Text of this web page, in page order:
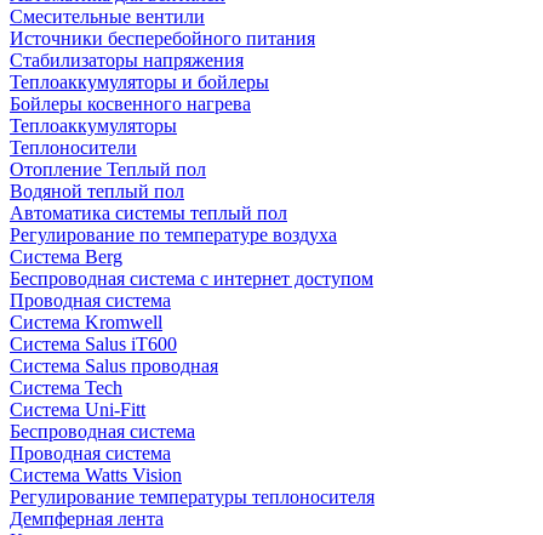
Смесительные вентили
Источники бесперебойного питания
Стабилизаторы напряжения
Теплоаккумуляторы и бойлеры
Бойлеры косвенного нагрева
Теплоаккумуляторы
Теплоносители
Отопление Теплый пол
Водяной теплый пол
Автоматика системы теплый пол
Регулирование по температуре воздуха
Система Berg
Беспроводная система с интернет доступом
Проводная система
Система Kromwell
Система Salus iT600
Система Salus проводная
Система Tech
Система Uni-Fitt
Беспроводная система
Проводная система
Система Watts Vision
Регулирование температуры теплоносителя
Демпферная лента